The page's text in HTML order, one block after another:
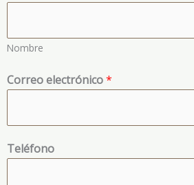
Nombre
Correo electrónico*
Teléfono